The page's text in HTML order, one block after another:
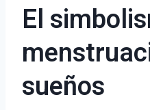
El
sueños